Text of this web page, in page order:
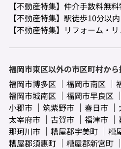
【不動産特集】仲介手数料無
【不動産特集】駅徒歩10分以内
【不動産特集】リフォーム・
福岡市東区以外の市区町村から
福岡市博多区
福岡市南区
福岡市城南区
福岡市早良区
小郡市
筑紫野市 春日市
太宰府市
古賀市 福津市
那珂川市
糟屋郡宇美町
糟
糟屋郡須惠町
糟屋郡新宮町